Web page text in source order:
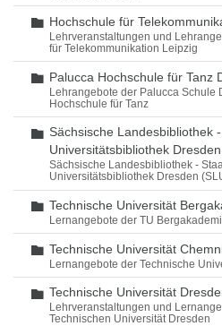
Ordner
Hochschule für
Lehrveranstaltungen und
für Telekommunikation Leipzig
Ordner
Palucca Hochschule für Tanz
Lehrangebote der Palucca Schule
Hochschule für Tanz
Ordner
Sächsische Landesbibliothek
Universitätsbibliothek
Sächsische Landesbibliothek -
Universitätsbibliothek Dresden
Ordner
Technische Universität
Lernangebote der TU
Ordner
Technische Universität
Lernangebote der Technische
Ordner
Technische Universität
Lehrveranstaltungen und
Technischen Universität Dresden